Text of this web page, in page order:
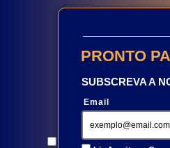
Aceito e concordo com a
PRONTO
SUBSCREVA A
Email